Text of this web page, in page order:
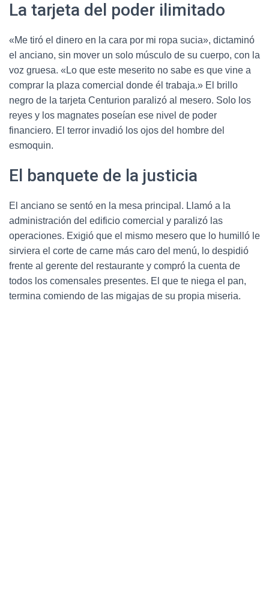
La tarjeta del poder ilimitado
«Me tiró el dinero en la cara por mi ropa sucia», dictaminó
el anciano, sin mover un solo músculo de su cuerpo, con la
voz gruesa. «Lo que este meserito no sabe es que vine a
comprar la plaza comercial donde él trabaja.» El brillo
negro de la tarjeta Centurion paralizó al mesero. Solo los
reyes y los magnates poseían ese nivel de poder
financiero. El terror invadió los ojos del hombre del
esmoquin.
El banquete de la justicia
El anciano se sentó en la mesa principal. Llamó a la
administración del edificio comercial y paralizó las
operaciones. Exigió que el mismo mesero que lo humilló le
sirviera el corte de carne más caro del menú, lo despidió
frente al gerente del restaurante y compró la cuenta de
todos los comensales presentes. El que te niega el pan,
termina comiendo de las migajas de su propia miseria.